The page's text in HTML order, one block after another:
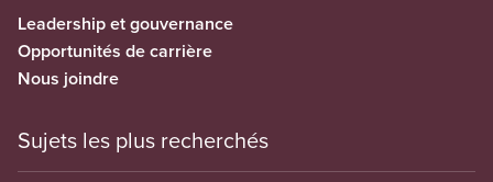
Leadership et gouvernance
Opportunités de carrière
Nous joindre
Sujets les plus recherchés